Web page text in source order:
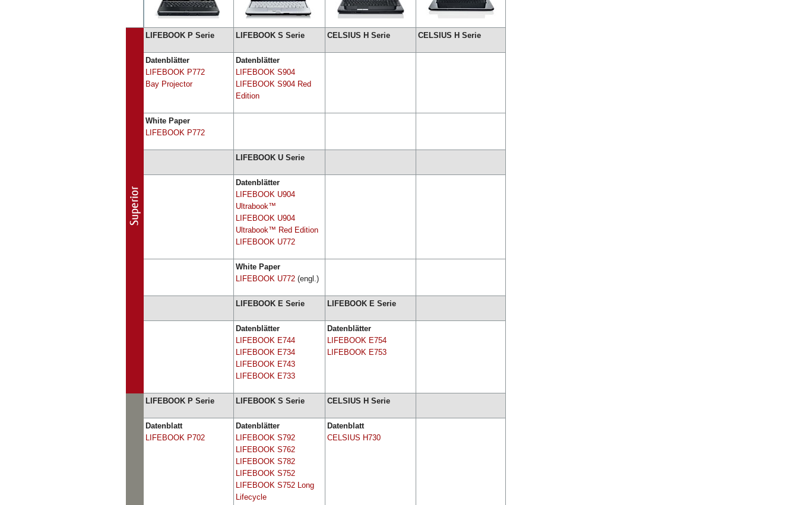
LIFEBOOK P Serie LIFEBOOK S Serie CELSIUS H Serie CELSIUS H Serie
Datenblätter
LIFEBOOK P772
Bay Projector
Datenblätter
LIFEBOOK S904
LIFEBOOK S904 Red
Edition
White Paper
LIFEBOOK P772
LIFEBOOK U Serie
Datenblätter
LIFEBOOK U904
Ultrabook™
LIFEBOOK U904
Ultrabook™ Red Edition
LIFEBOOK U772
White Paper
LIFEBOOK U772 (engl.)
LIFEBOOK E Serie LIFEBOOK E Serie
Datenblätter
LIFEBOOK E744
LIFEBOOK E734
LIFEBOOK E743
LIFEBOOK E733
Datenblätter
LIFEBOOK E754
LIFEBOOK E753
LIFEBOOK P Serie LIFEBOOK S Serie CELSIUS H Serie
Datenblatt
LIFEBOOK P702
Datenblätter
LIFEBOOK S792
LIFEBOOK S762
LIFEBOOK S782
LIFEBOOK S752
LIFEBOOK S752 Long
Lifecycle
Datenblatt
CELSIUS H730